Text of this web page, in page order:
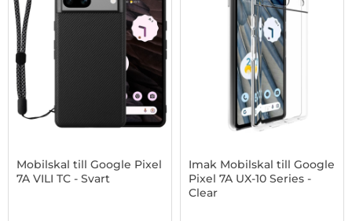
Mobilskal till Google Pixel
7A VILI TC - Svart
Imak Mobilskal till Google
Pixel 7A UX-10 Series -
Clear